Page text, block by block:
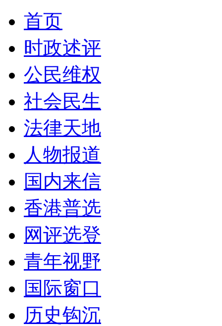
首页
时政述评
公民维权
社会民生
法律天地
人物报道
国内来信
香港普选
网评选登
青年视野
国际窗口
历史钩沉